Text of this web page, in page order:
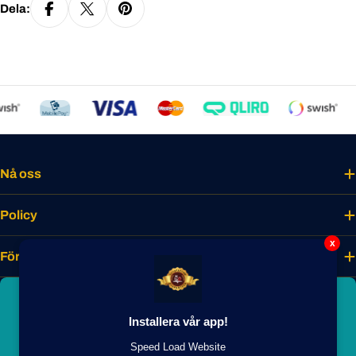
Dela:
Nå oss
Policy
Företaget
Lås upp unika förmåner, förtur till nyheter
och exklusiva medlemsrabatter.
x
Installera vår app!
Speed Load Website